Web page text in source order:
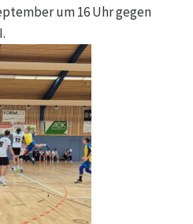
um 16 Uhr gegen